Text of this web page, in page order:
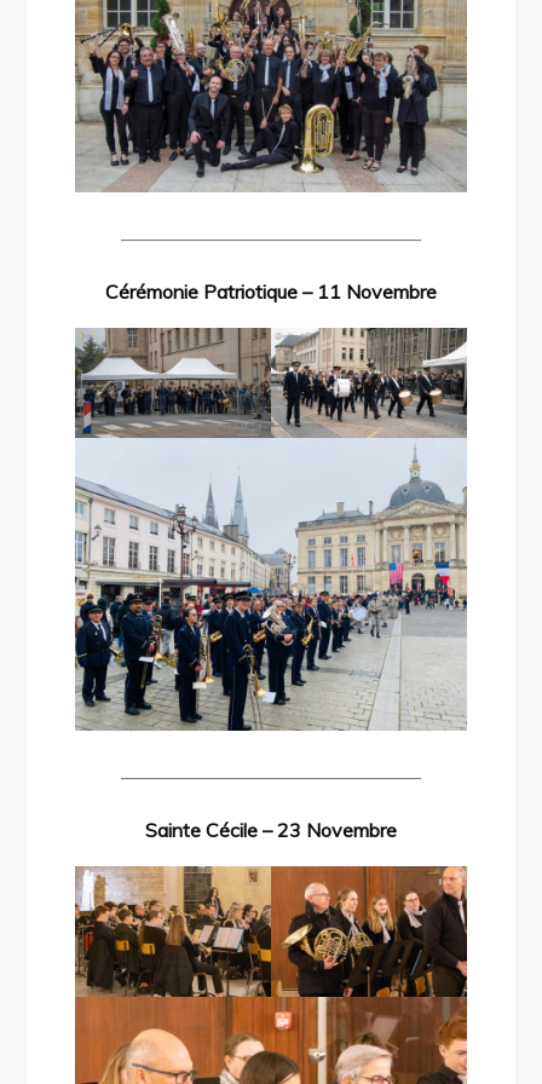
———————————————–
Cérémonie Patriotique – 11 Novembre
———————————————–
Sainte Cécile – 23 Novembre